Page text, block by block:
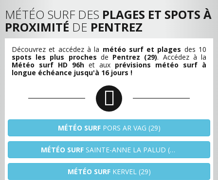
MÉTÉO SURF DES PLAGES ET SPOTS À
PROXIMITÉ DE PENTREZ
Découvrez et accédez à la météo surf et plages des 10
spots les plus proches de Pentrez (29). Accédez à la
Météo surf HD 96h et aux prévisions météo surf à
longue échéance jusqu'à 16 jours !
MÉTÉO SURFPORS AR VAG (29)
MÉTÉO SURF SAINTE-ANNE LA PALUD (29)
MÉTÉO SURFKERVEL (29)